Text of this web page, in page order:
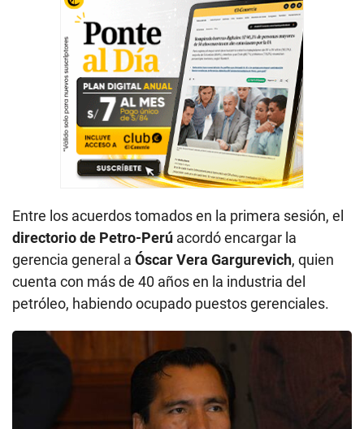
Entre los acuerdos tomados en la primera sesión, el
directorio de Petro-Perú acordó encargar la
gerencia general a Óscar Vera Gargurevich, quien
cuenta con más de 40 años en la industria del
petróleo, habiendo ocupado puestos gerenciales.